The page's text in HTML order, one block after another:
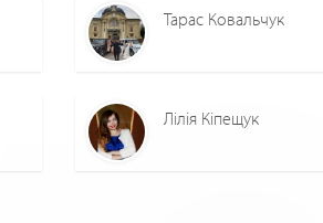
Тарас Ковальчук
Лілія Кіпещук